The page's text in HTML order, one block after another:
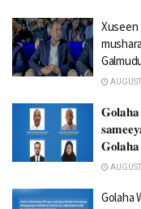
Xuseen
𝐆𝐨𝐥𝐚𝐡𝐚
𝐆𝐨𝐥𝐚𝐡𝐚
Golaha